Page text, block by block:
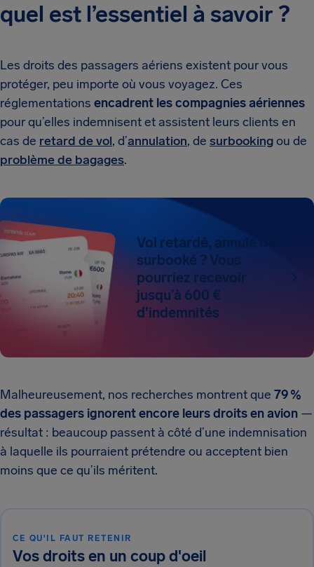
quel est l’essentiel à savoir ?
Les droits des passagers aériens existent pour vous
protéger, peu importe où vous voyagez. Ces
réglementations encadrent les compagnies aériennes
pour qu’elles indemnisent et assistent leurs clients en
cas de retard de vol, d’annulation, de surbookingou de
problème de bagages.
Vol retardé, annulé ou
surbooké ? Vous
pourriez recevoir
jusqu’à 600 €
d'indemnités
Malheureusement, nos recherches montrent que 79 %
des passagers ignorent encore leurs droits en avion —
résultat : beaucoup passent à côté d’une indemnisation
à laquelle ils pourraient prétendre ou acceptent bien
moins que ce qu’ils méritent.
CE QU'IL FAUT RETENIR
Vos droits en un coup d'oeil